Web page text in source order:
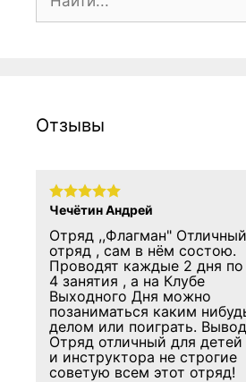
Отзывы
Чечётин Андрей
Отряд ,,Флагман" Отличный
отряд , сам в нём состою.
Проводят каждые 2 дня по
4 занятия , а на Клубе
Выходного Дня можно
позаниматься каким
делом или поиграть.
Отряд отличный для детей
и инструктора не строгие
советую всем этот отряд!